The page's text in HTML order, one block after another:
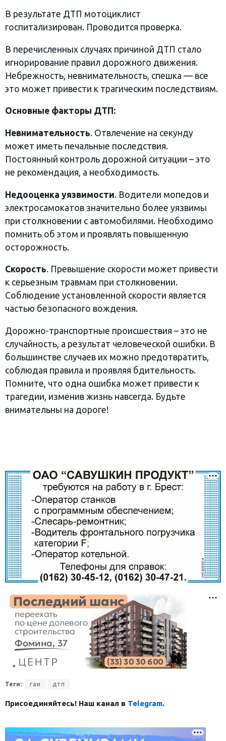
В результате ДТП мотоциклист
госпитализирован. Проводится проверка.
В перечисленных случаях причиной ДТП стало
игнорирование правил дорожного движения.
Небрежность, невнимательность, спешка — все
это может привести к трагическим последствиям.
Основные факторы ДТП:
Невнимательность. Отвлечение на секунду
может иметь печальные последствия.
Постоянный контроль дорожной ситуации – это
не рекомендация, а необходимость.
Недооценка уязвимости. Водители мопедов и
электросамокатов значительно более уязвимы
при столкновении с автомобилями. Необходимо
помнить об этом и проявлять повышенную
осторожность.
Скорость. Превышение скорости может привести
к серьезным травмам при столкновении.
Соблюдение установленной скорости является
частью безопасного вождения.
Дорожно-транспортные происшествия – это не
случайность, а результат человеческой ошибки. В
большинстве случаев их можно предотвратить,
соблюдая правила и проявляя бдительность.
Помните, что одна ошибка может привести к
трагедии, изменив жизнь навсегда. Будьте
внимательны на дороге!
Теги: гаи дтп
Присоединяйтесь! Наш канал в Telegram.